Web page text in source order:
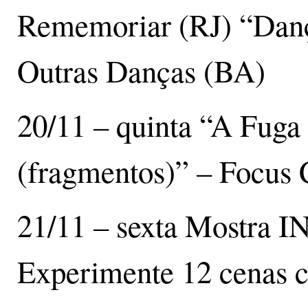
Rememoriar (RJ)
Outras Danças (BA)
20/11 – quinta “A
(fragmentos)” – Focus
21/11 – sexta Mostra
Experimente 12 cenas